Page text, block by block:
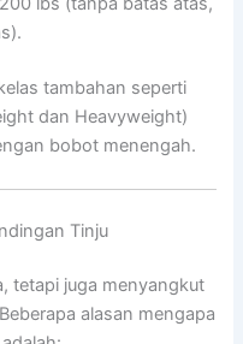
tambahan seperti
dan Heavyweight)
bobot menengah.
Tinju
tetapi juga menyangkut
alasan mengapa